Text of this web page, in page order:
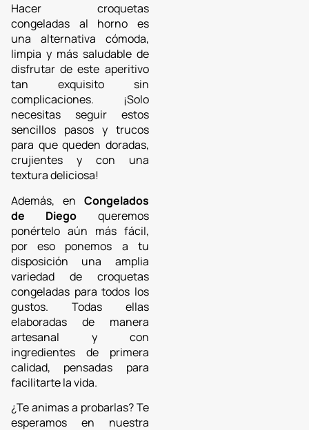
Hacer croquetas
congeladas al horno es
una alternativa cómoda,
limpia y más saludable de
disfrutar de este aperitivo
tan exquisito sin
complicaciones. ¡Solo
necesitas seguir estos
sencillos pasos y trucos
para que queden doradas,
crujientes y con una
textura deliciosa!
Además, en Congelados
de Diego queremos
ponértelo aún más fácil,
por eso ponemos a tu
disposición una amplia
variedad de croquetas
congeladas para todos los
gustos. Todas ellas
elaboradas de manera
artesanal y con
ingredientes de primera
calidad, pensadas para
facilitarte la vida.
¿Te animas a probarlas? Te
esperamos en nuestra